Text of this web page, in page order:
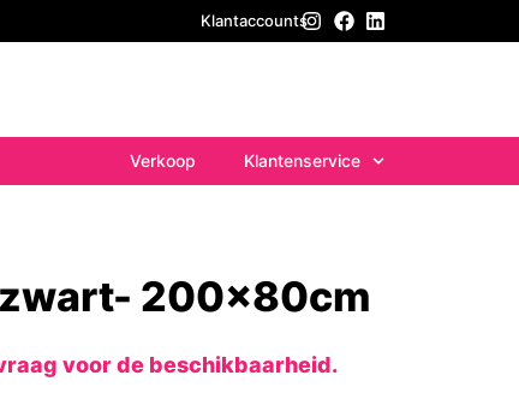
Klantaccounts
Verkoop Klantenservice
200x80cm
voor de beschikbaarheid.